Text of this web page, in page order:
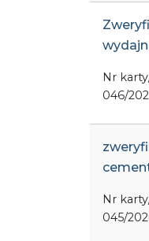
Nr
046/
Nr
045/